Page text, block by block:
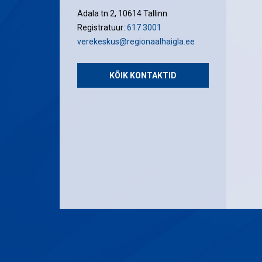
Ädala tn 2, 10614 Tallinn
Registratuur: 617 3001
verekeskus@regionaalhaigla.ee
KÕIK KONTAKTID